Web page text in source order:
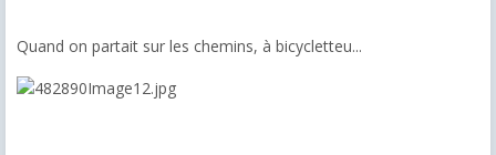
Quand on partait sur les chemins, à bicycletteu...